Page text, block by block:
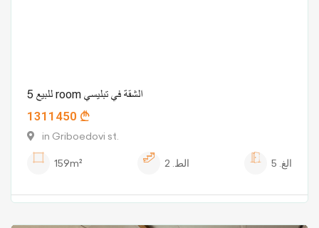
للبيع 5 room الشقة في تبليسي
1311450
in Griboedovi st.
159m²
الط. 2 الغ. 5